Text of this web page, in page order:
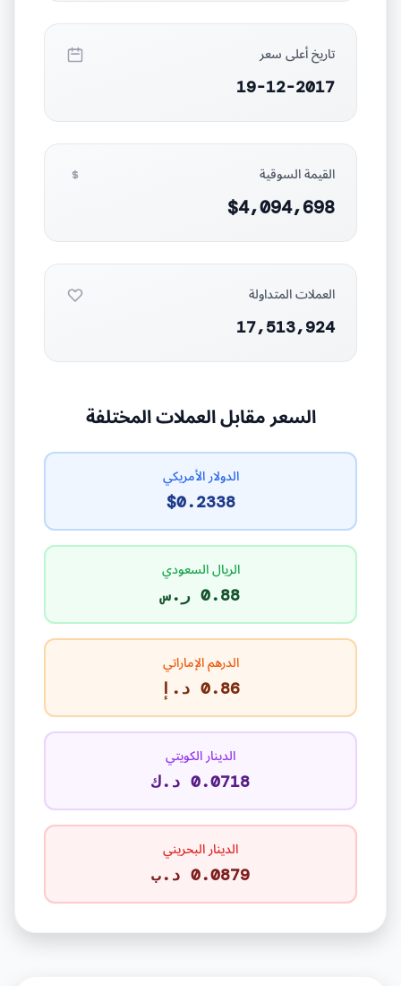
تاريخ أعلى سعر
19-12-2017
القيمة السوقية
$4,094,698
العملات المتداولة
17,513,924
السعر مقابل العملات المختلفة
الدولار الأمريكي
$0.2338
الريال السعودي
0.88 ر.س
الدرهم الإماراتي
0.86 د.إ
الدينار الكويتي
0.0718 د.ك
الدينار البحريني
0.0879 د.ب